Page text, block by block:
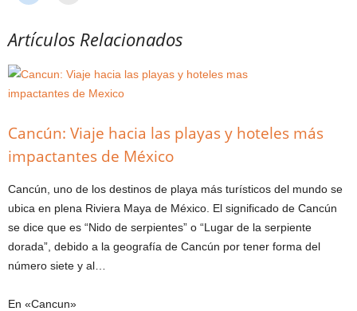
Artículos Relacionados
Cancún: Viaje hacia las playas y hoteles más
impactantes de México
Cancún, uno de los destinos de playa más turísticos del mundo se
ubica en plena Riviera Maya de México. El significado de Cancún
se dice que es “Nido de serpientes” o “Lugar de la serpiente
dorada”, debido a la geografía de Cancún por tener forma del
número siete y al…
En «Cancun»